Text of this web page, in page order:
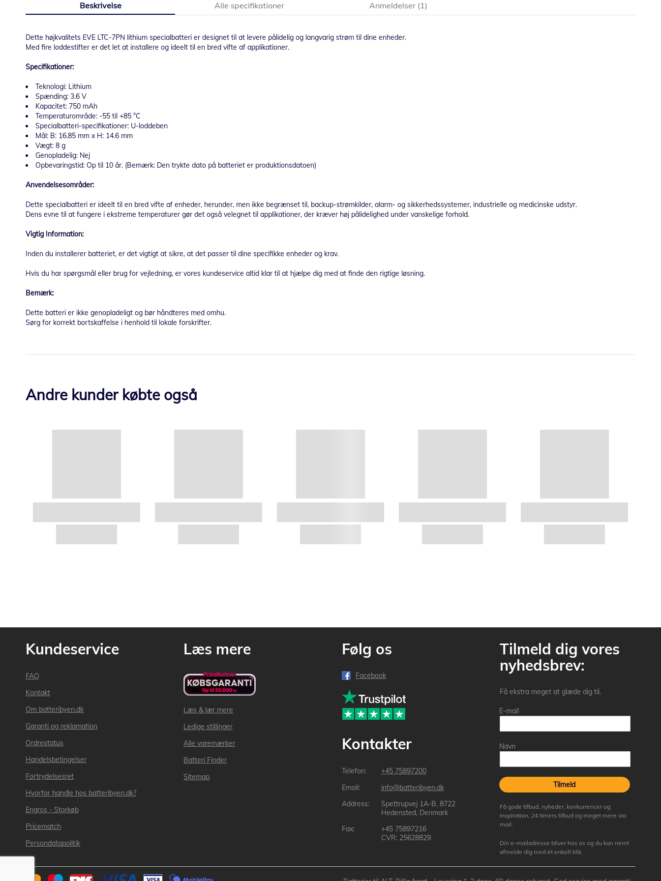
af
Beskrivelse
Dette højkvalitets EVE LTC-7PN lithium specialbatteri er designet til at levere pålidelig og langvarig strøm til dine enheder.
Med fire loddestifter er det let at installere og ideelt til en bred vifte af applikationer.
Specifikationer:
Teknologi: Lithium
Spænding: 3.6 V
Kapacitet: 750 mAh
Temperaturområde: -55 til +85 °C
Specialbatteri-specifikationer: U-loddeben
Mål: B: 16.85 mm x H: 14.6 mm
Vægt: 8 g
Genopladelig: Nej
Opbevaringstid: Op til 10 år. (Bemærk: Den trykte dato på batteriet er produktionsdatoen)
Anvendelsesområder:
Dette specialbatteri er ideelt til en bred vifte af enheder, herunder, men ikke begrænset til, backup-strømkilder, alarm- og sikkerhedssystemer, industrielle og medicinske udstyr.
Dens evne til at fungere i ekstreme temperaturer gør det også velegnet til applikationer, der kræver høj pålidelighed under vanskelige forhold.
Vigtig Information:
Inden du installerer batteriet, er det vigtigt at sikre, at det passer til dine specifikke enheder og krav.
Hvis du har spørgsmål eller brug for vejledning, er vores kundeservice altid klar til at hjælpe dig med at finde den rigtige løsning.
Bemærk:
Dette batteri er ikke genopladeligt og bør håndteres med omhu.
Sørg for korrekt bortskaffelse i henhold til lokale forskrifter.
Alle specifikationer Anmeldelser 1
Andre kunder købte også
Kundeservice
FAQ
Kontakt
Om batteribyen.dk
Garanti og reklamation
Ordrestatus
Handelsbetingelser
Fortrydelsesret
Hvorfor handle hos batteribyen.dk?
Engros - Storkøb
Pricematch
Persondatapolitik
Læs mere
Læs & lær mere
Ledige stillinger
Alle varemærker
Batteri Finder
Sitemap
Følg os
Facebook
Kontakter
+45 75897200
info@batteribyen.dk
Spettrupvej 1A-B, 8722
Hedensted, Denmark
+45 75897216
CVR: 25628829
Tilmeld dig vores
nyhedsbrev:
Få ekstra meget at glæde dig til.
E-mail
Navn
Tilmeld
Få gode tilbud, nyheder, konkurrencer og
inspiration, 24 timers tilbud og meget mere via
mail.
Din e-mailadresse bliver hos os og du kan nemt
afmelde dig med ét enkelt klik.